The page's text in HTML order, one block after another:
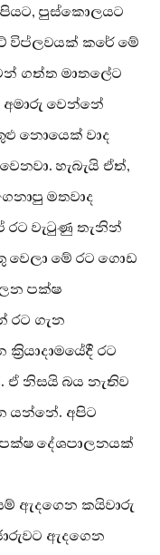
පුස්කොලයට
විප්ලවයක් කරේ මේ
ගත්ත මාතලේට
වෙන්නේ
නොයෙක් වාද
හැබැයි ඒත්,
මතවාද
රට වැටුණු තැනින්
මේ රට ගොඩ
පක්ෂ
රට ගැන
රට
ඒ නිසයි බය නැතිව
යන්නේ. අපිට
දේශපාලනයක්
ඇදගෙන කයිවාරු
ඇදගෙන